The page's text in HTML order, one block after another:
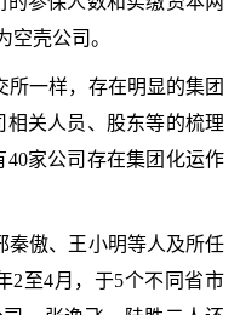
空壳公司。
所一样，存在明显的集团
关人员、股东等的梳理
家公司存在集团化运作
秦傲、王小明等人及所任
2至4月，于5个不同省市